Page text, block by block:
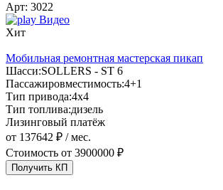
Арт: 3022
Видео
Хит
Мобильная ремонтная мастерская пикап
Шасси:SOLLERS - ST 6
Пассажировместимость:4+1
Тип привода:4х4
Тип топлива:дизель
Лизинговый платёж
от 137642 ₽ / мес.
Стоимость от 3900000 ₽
Получить КП